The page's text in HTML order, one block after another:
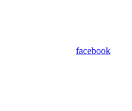
facebook